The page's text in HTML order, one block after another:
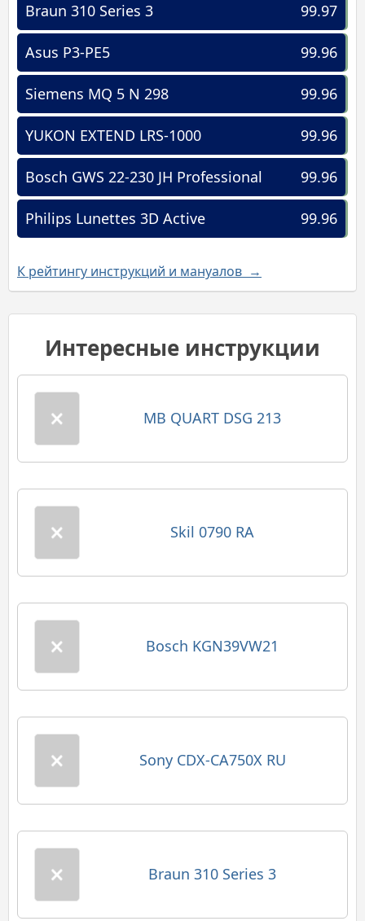
99.97
Braun 310 Series 3
99.96
Asus P3-PE5
99.96
Siemens MQ 5 N 298
99.96
YUKON EXTEND LRS-1000
99.96
Bosch GWS 22-230 JH Professional
99.96
Philips Lunettes 3D Active
К рейтингу инструкций и мануалов →
Интересные инструкции
MB QUART DSG 213
Skil 0790 RA
Bosch KGN39VW21
Sony CDX-CA750X RU
Braun 310 Series 3